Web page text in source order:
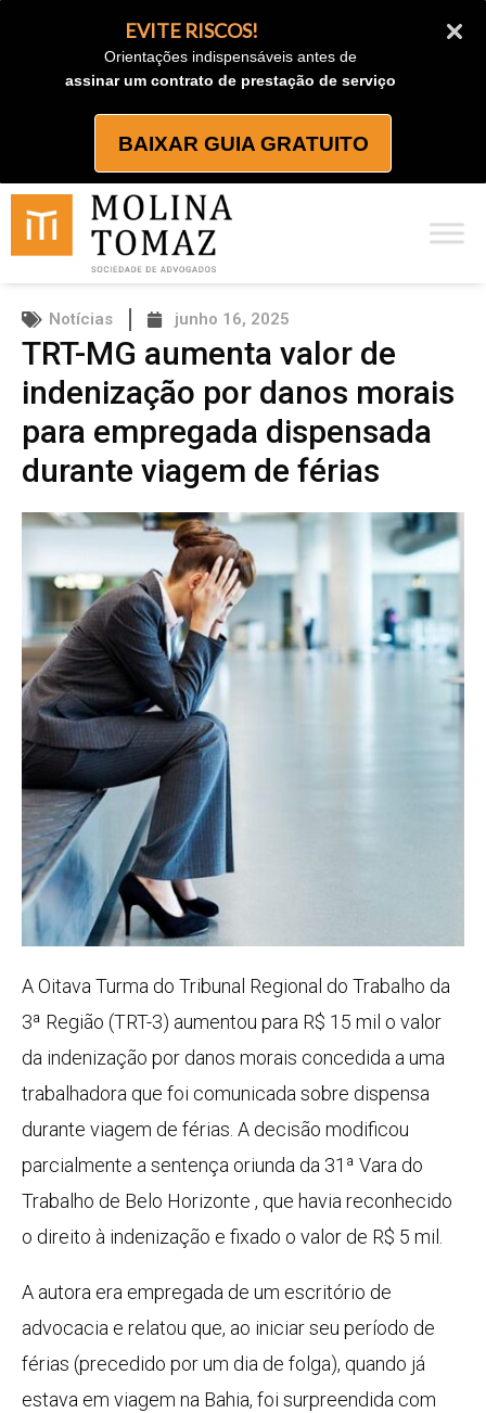
EVITE RISCOS!
Orientações indispensáveis antes de
assinar um contrato de prestação de serviço
BAIXAR GUIA GRATUITO
Notícias junho 16, 2025
TRT-MG aumenta valor de
indenização por danos morais
para empregada dispensada
durante viagem de férias
A Oitava Turma do Tribunal Regional do Trabalho da
3ª Região (TRT-3) aumentou para R$ 15 mil o valor
da indenização por danos morais concedida a uma
trabalhadora que foi comunicada sobre dispensa
durante viagem de férias. A decisão modificou
parcialmente a sentença oriunda da 31ª Vara do
Trabalho de Belo Horizonte , que havia reconhecido
o direito à indenização e fixado o valor de R$ 5 mil.
A autora era empregada de um escritório de
advocacia e relatou que, ao iniciar seu período de
férias (precedido por um dia de folga), quando já
estava em viagem na Bahia, foi surpreendida com